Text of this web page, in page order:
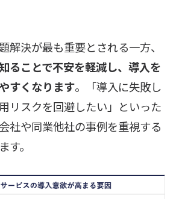
解決が最も重要とされる一方、
ることで不安を軽減し、導入を
すくなります。「導入に失敗し
リスクを回避したい」といった
社や同業他社の事例を重視する
す。